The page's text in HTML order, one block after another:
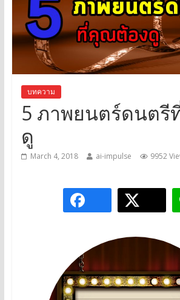
บทความ
5 ภาพยนตร์ดนต
ดู
March 4, 2018 ai-impulse 9952